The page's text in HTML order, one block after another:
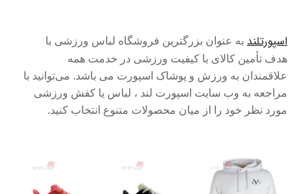
اسپورتلند به عنوان بزرگترین فروشگاه لباس ورزشی با
هدف تأمین کالای با کیفیت ورزشی در خدمت همه
علاقمندان به ورزش و پوشاک اسپورت می باشد. می‌توانید با
مراجعه به وب سایت اسپورت لند ، لباس یا کفش ورزشی
مورد نظر خود را از میان محصولات متنوع انتخاب کنید.